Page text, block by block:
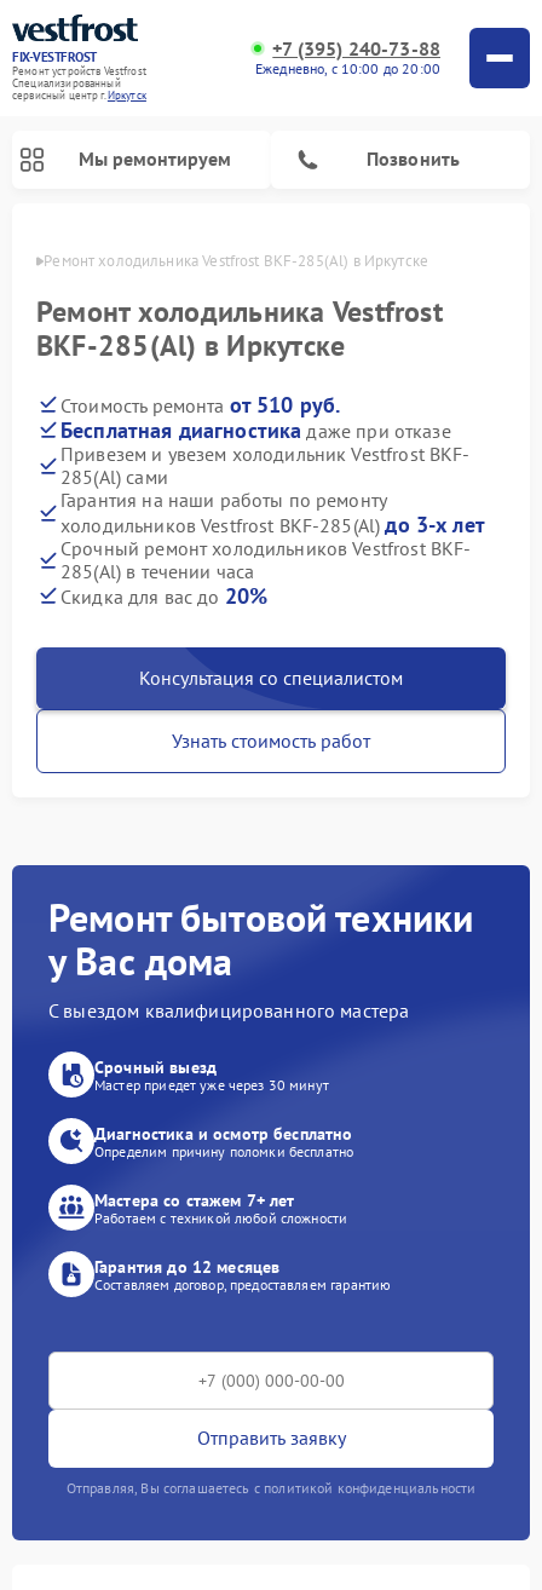
FIX-VESTFROST
Ремонт устройств Vestfrost
Специализированный
cервисный центр г.Иркутск
+7 (395) 240-73-88
Ежедневно, с 10:00 до 20:00
Мы ремонтируем Позвонить
Ремонт холодильника Vestfrost BKF-285(Al) в Иркутске
Ремонт холодильника Vestfrost
BKF-285(Al) в Иркутске
Стоимость ремонта от 510 руб.
Бесплатная диагностика даже при отказе
Привезем и увезем холодильник Vestfrost BKF-
285(Al) сами
Гарантия на наши работы по ремонту
холодильников Vestfrost BKF-285(Al)до 3-х лет
Срочный ремонт холодильников Vestfrost BKF-
285(Al) в течении часа
Скидка для вас до 20%
Консультация со специалистом
Узнать стоимость работ
Ремонт бытовой техники
у Вас дома
С выездом квалифицированного мастера
Срочный выезд
Мастер приедет уже через 30 минут
Диагностика и осмотр бесплатно
Определим причину поломки бесплатно
Мастера со стажем 7+ лет
Работаем с техникой любой сложности
Гарантия до 12 месяцев
Составляем договор, предоставляем гарантию
Отправить заявку
Отправляя, Вы соглашаетесь с политикой конфиденциальности